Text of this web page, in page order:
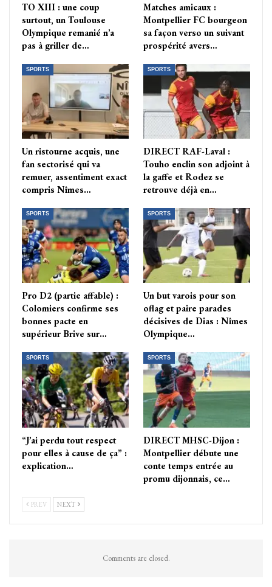
TO XIII : une coup
surtout, un Toulouse
Olympique remanié n’a
pas à griller de…
Matches amicaux :
Montpellier FC bourgeon
sa façon verso un suivant
prospérité avers…
SPORTS
Un ristourne acquis, une
fan sectorisé qui va
remuer, assentiment exact
compris Nîmes…
SPORTS
DIRECT RAF-Laval :
Touho enclin son adjoint à
la gaffe et Rodez se
retrouve déjà en…
SPORTS
Pro D2 (partie affable) :
Colomiers confirme ses
bonnes pacte en
supérieur Brive sur…
SPORTS
Un but varois pour son
oflag et paire parades
décisives de Dias : Nîmes
Olympique…
SPORTS
“J’ai perdu tout respect
pour elles à cause de ça” :
explication…
SPORTS
DIRECT MHSC-Dijon :
Montpellier débute une
conte temps entrée au
promu dijonnais, ce…
PREV NEXT
Comments are closed.